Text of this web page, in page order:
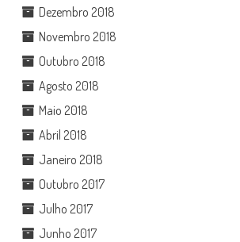
Dezembro 2018
Novembro 2018
Outubro 2018
Agosto 2018
Maio 2018
Abril 2018
Janeiro 2018
Outubro 2017
Julho 2017
Junho 2017